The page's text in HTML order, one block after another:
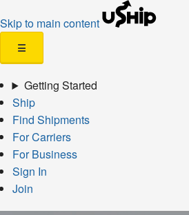
Skip to main content
☰
Getting Started
Ship
Find Shipments
For Carriers
For Business
Sign In
Join